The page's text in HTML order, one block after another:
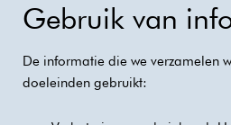
Gebruik van
De informatie die we verzamelen
doeleinden gebruikt: